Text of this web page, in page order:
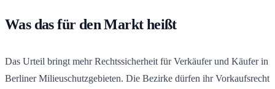
Was das für den Markt heißt
Das Urteil bringt mehr Rechtssicherheit für Verkäufer und Käufer in
Berliner Milieuschutzgebieten. Die Bezirke dürfen ihr Vorkaufsrecht